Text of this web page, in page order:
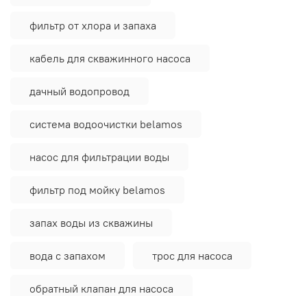
фильтр от хлора и запаха
кабель для скважинного насоса
дачный водопровод
система водоочистки belamos
насос для фильтрации воды
фильтр под мойку belamos
запах воды из скважины
вода с запахом трос для насоса
обратный клапан для насоса